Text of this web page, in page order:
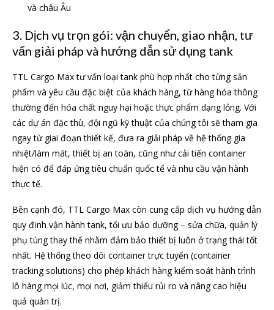
và châu Âu
3. Dịch vụ trọn gói: vận chuyển, giao nhận, tư
vấn giải pháp và hướng dẫn sử dụng tank
TTL Cargo Max tư vấn loại tank phù hợp nhất cho từng sản
phẩm và yêu cầu đặc biệt của khách hàng, từ hàng hóa thông
thường đến hóa chất nguy hại hoặc thực phẩm dạng lỏng. Với
các dự án đặc thù, đội ngũ kỹ thuật của chúng tôi sẽ tham gia
ngay từ giai đoạn thiết kế, đưa ra giải pháp về hệ thống gia
nhiệt/làm mát, thiết bị an toàn, cũng như cải tiến container
hiện có để đáp ứng tiêu chuẩn quốc tế và nhu cầu vận hành
thực tế.
Bên cạnh đó, TTL Cargo Max còn cung cấp dịch vụ hướng dẫn
quy định vận hành tank, tối ưu bảo dưỡng – sửa chữa, quản lý
phụ tùng thay thế nhằm đảm bảo thiết bị luôn ở trạng thái tốt
nhất. Hệ thống theo dõi container trực tuyến (container
tracking solutions) cho phép khách hàng kiểm soát hành trình
lô hàng mọi lúc, mọi nơi, giảm thiểu rủi ro và nâng cao hiệu
quả quản trị.